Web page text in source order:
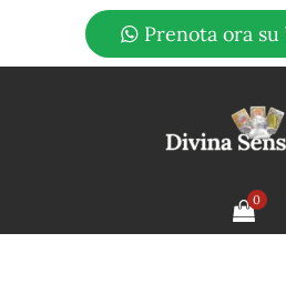
Prenota ora su
0